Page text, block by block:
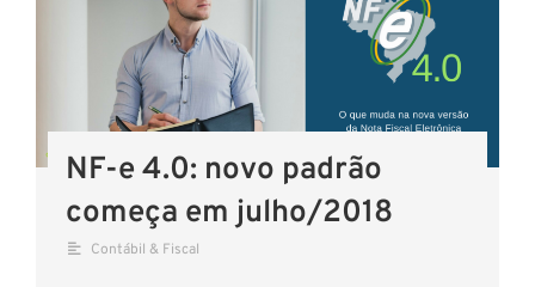
NF-e 4.0: novo padrão
começa em julho/2018
Contábil & Fiscal